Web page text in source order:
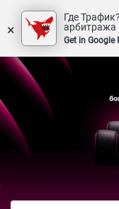
×
Где
арбитража
Get in Google